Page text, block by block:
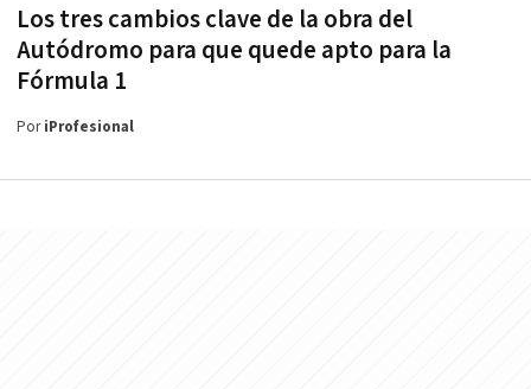
Los tres cambios clave de la obra del
Autódromo para que quede apto para la
Fórmula 1
PoriProfesional